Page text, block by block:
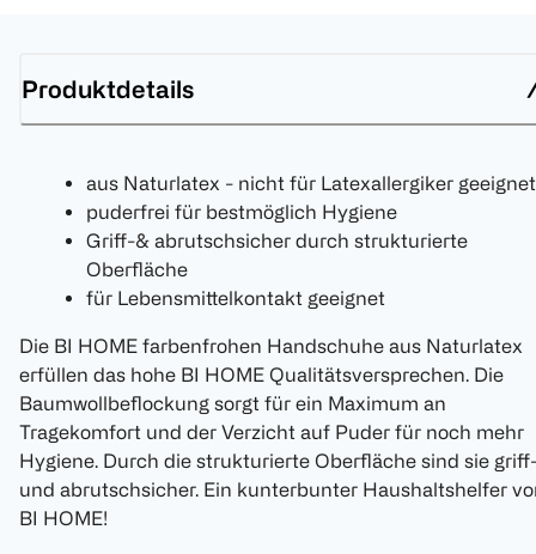
Produktdetails
aus Naturlatex - nicht für Latexallergiker geeignet
puderfrei für bestmöglich Hygiene
Griff-& abrutschsicher durch strukturierte
Oberfläche
für Lebensmittelkontakt geeignet
Die BI HOME farbenfrohen Handschuhe aus Naturlatex
erfüllen das hohe BI HOME Qualitätsversprechen. Die
Baumwollbeflockung sorgt für ein Maximum an
Tragekomfort und der Verzicht auf Puder für noch mehr
Hygiene. Durch die strukturierte Oberfläche sind sie
und abrutschsicher. Ein kunterbunter Haushaltshelfer
BI HOME!